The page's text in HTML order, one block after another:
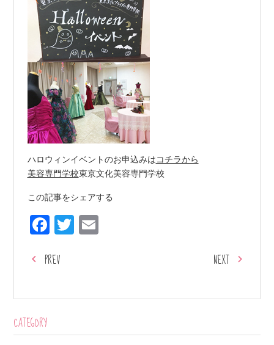
ハロウィンイベントのお申込みはコチラから
美容専門学校東京文化美容専門学校
この記事をシェアする
Facebook
Twitter
Email
PREV NEXT
CATEGORY